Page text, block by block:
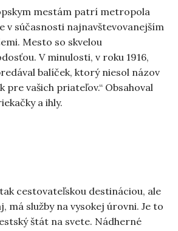
mestám patrí metropola
v súčasnosti najnavštevovanejším
Mesto so skvelou
V minulosti, v roku 1916,
balíček, ktorý niesol názov
pre vašich priateľov.“ Obsahoval
a ihly.
cestovateľskou destináciou, ale
má služby na vysokej úrovni. Je to
štát na svete. Nádherné